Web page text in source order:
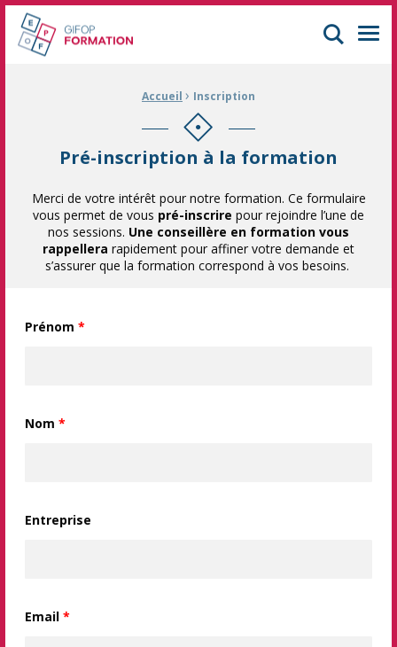
GIFOP Formation Centre de formation continue à Mulhouse
Accueil › Inscription
Pré-inscription à la formation
Merci de votre intérêt pour notre formation. Ce formulaire
vous permet de vous pré-inscrire pour rejoindre l’une de
nos sessions. Une conseillère en formation vous
rappellera rapidement pour affiner votre demande et
s’assurer que la formation correspond à vos besoins.
Prénom *
Nom *
Entreprise
Email *